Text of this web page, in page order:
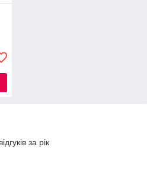
за рік